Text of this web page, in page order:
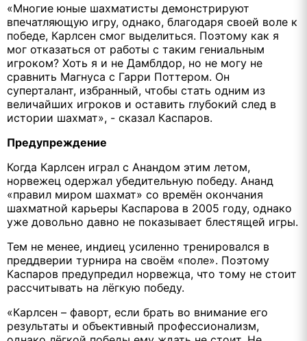
«Многие юные шахматисты демонстрируют
впечатляющую игру, однако, благодаря своей воле к
победе, Карлсен смог выделиться. Поэтому как я
мог отказаться от работы с таким гениальным
игроком? Хоть я и не Дамблдор, но не могу не
сравнить Магнуса с Гарри Поттером. Он
суперталант, избранный, чтобы стать одним из
величайших игроков и оставить глубокий след в
истории шахмат», - сказал Каспаров.
Предупреждение
Когда Карлсен играл с Анандом этим летом,
норвежец одержал убедительную победу. Ананд
«правил миром шахмат» со времён окончания
шахматной карьеры Каспарова в 2005 году, однако
уже довольно давно не показывает блестящей игры.
Тем не менее, индиец усиленно тренировался в
преддверии турнира на своём «поле». Поэтому
Каспаров предупредил норвежца, что тому не стоит
рассчитывать на лёгкую победу.
«Карлсен – фаворт, если брать во внимание его
результаты и объективный профессионализм,